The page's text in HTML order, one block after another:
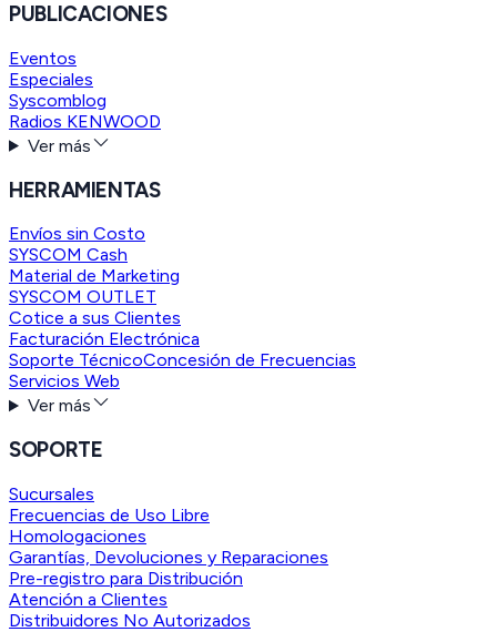
PUBLICACIONES
Eventos
Especiales
Syscomblog
Radios KENWOOD
Ver más
HERRAMIENTAS
Envíos sin Costo
SYSCOM Cash
Material de Marketing
SYSCOM OUTLET
Cotice a sus Clientes
Facturación Electrónica
Soporte TécnicoConcesión de Frecuencias
Servicios Web
Ver más
SOPORTE
Sucursales
Frecuencias de Uso Libre
Homologaciones
Garantías, Devoluciones y Reparaciones
Pre-registro para Distribución
Atención a Clientes
Distribuidores No Autorizados